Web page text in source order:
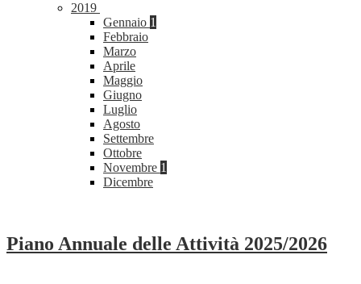
2019
Gennaio 1
Febbraio
Marzo
Aprile
Maggio
Giugno
Luglio
Agosto
Settembre
Ottobre
Novembre 1
Dicembre
Piano Annuale delle Attività 2025/2026